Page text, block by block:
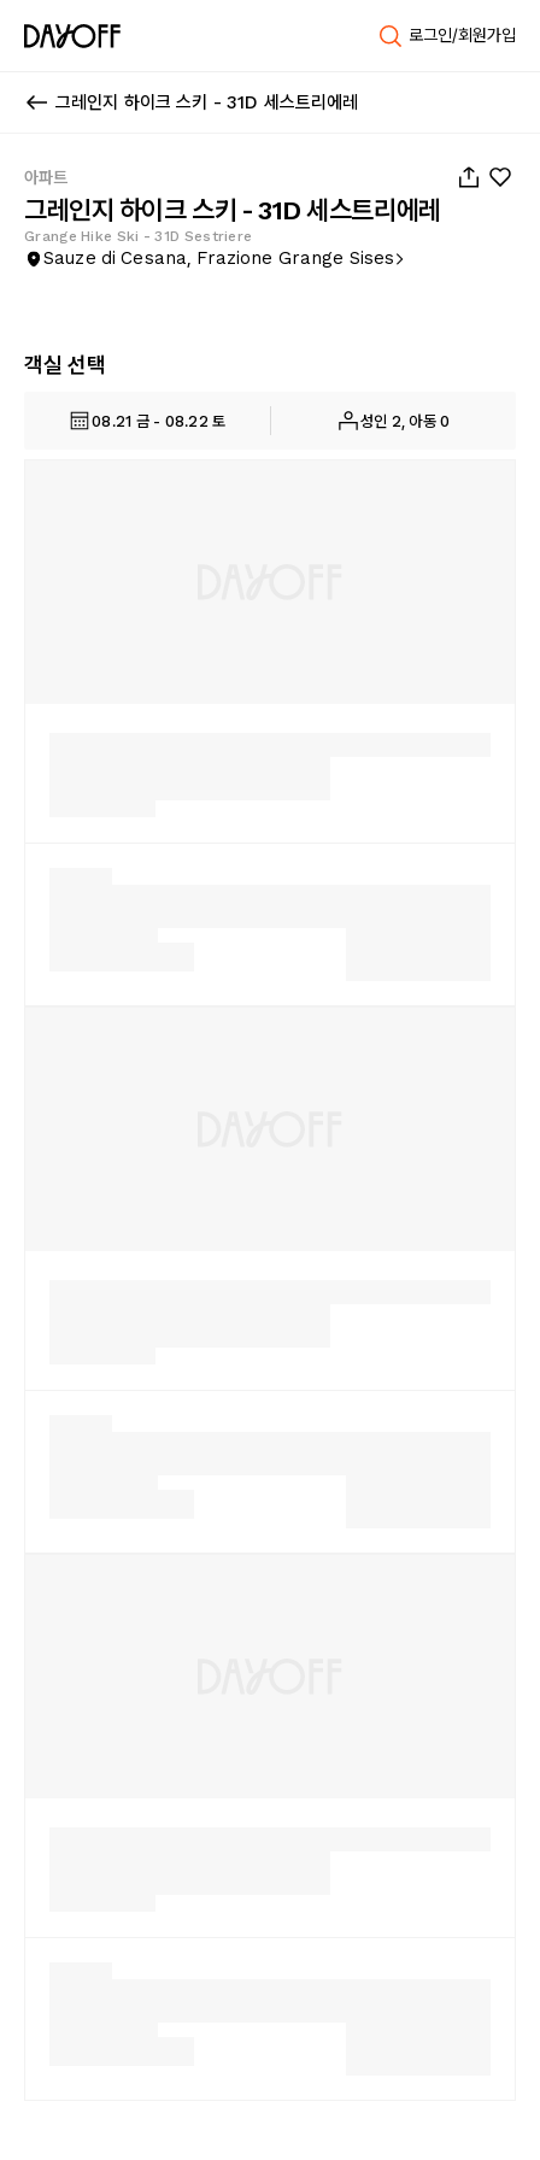
로그인/회원가입
그레인지 하이크 스키 - 31D 세스트리에레
아파트
그레인지 하이크 스키 - 31D 세스트리에레
Grange Hike Ski - 31D Sestriere
Sauze di Cesana, Frazione Grange Sises
객실 선택
08.21 금 - 08.22 토 성인 2, 아동 0